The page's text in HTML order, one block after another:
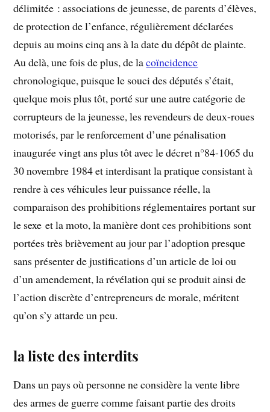
délimitée : associations de jeunesse, de parents d’élèves,
de protection de l’enfance, régulièrement déclarées
depuis au moins cinq ans à la date du dépôt de plainte.
Au delà, une fois de plus, de lacoïncidence
chronologique, puisque le souci des députés s’était,
quelque mois plus tôt, porté sur une autre catégorie de
corrupteurs de la jeunesse, les revendeurs de deux-roues
motorisés, par le renforcement d’une pénalisation
inaugurée vingt ans plus tôt avec le décret n°84-1065 du
30 novembre 1984 et interdisant la pratique consistant à
rendre à ces véhicules leur puissance réelle, la
comparaison des prohibitions réglementaires portant sur
le sexe et la moto, la manière dont ces prohibitions sont
portées très brièvement au jour par l’adoption presque
sans présenter de justifications d’un article de loi ou
d’un amendement, la révélation qui se produit ainsi de
l’action discrète d’entrepreneurs de morale, méritent
qu’on s’y attarde un peu.
la liste des interdits
Dans un pays où personne ne considère la vente libre
des armes de guerre comme faisant partie des droits